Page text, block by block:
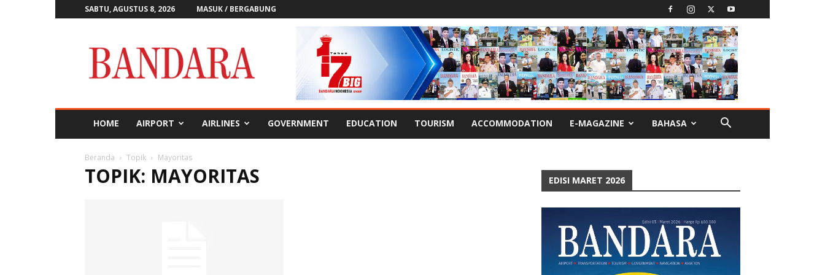
SABTU, AGUSTUS 8, 2026 MASUK / BERGABUNG
Bandara
HOME AIRPORT AIRLINES GOVERNMENT EDUCATION TOURISM ACCOMMODATION E-MAGAZINE BAHASA
Beranda Topik Mayoritas
TOPIK: MAYORITAS EDISI MARET 2026